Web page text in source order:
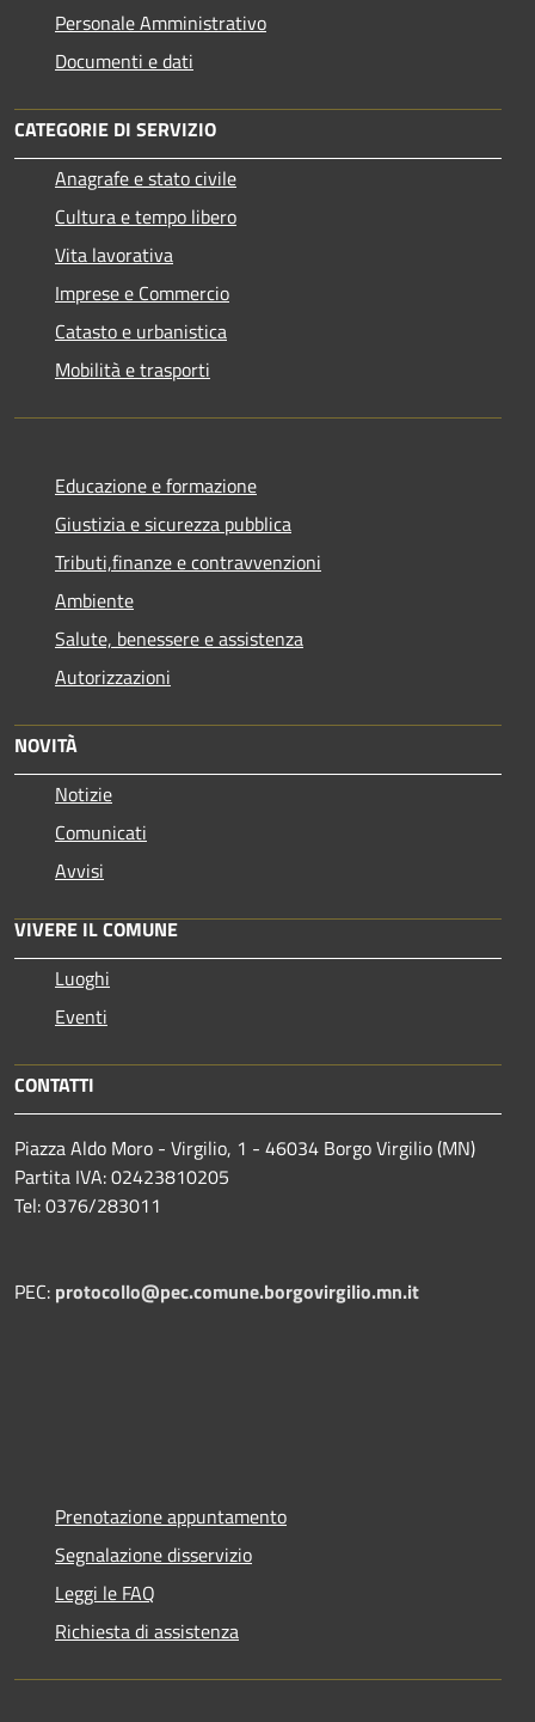
Personale Amministrativo
Documenti e dati
CATEGORIE DI SERVIZIO
Anagrafe e stato civile
Cultura e tempo libero
Vita lavorativa
Imprese e Commercio
Catasto e urbanistica
Mobilità e trasporti
Educazione e formazione
Giustizia e sicurezza pubblica
Tributi,finanze e contravvenzioni
Ambiente
Salute, benessere e assistenza
Autorizzazioni
NOVITÀ
Notizie
Comunicati
Avvisi
VIVERE IL COMUNE
Luoghi
Eventi
CONTATTI
Piazza Aldo Moro - Virgilio, 1 - 46034 Borgo Virgilio (MN)
Partita IVA: 02423810205
Tel: 0376/283011
PEC: protocollo@pec.comune.borgovirgilio.mn.it
Prenotazione appuntamento
Segnalazione disservizio
Leggi le FAQ
Richiesta di assistenza